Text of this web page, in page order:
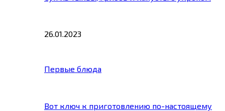
26.01.2023
Первые блюда
Вот ключ к приготовлению по-настоящему